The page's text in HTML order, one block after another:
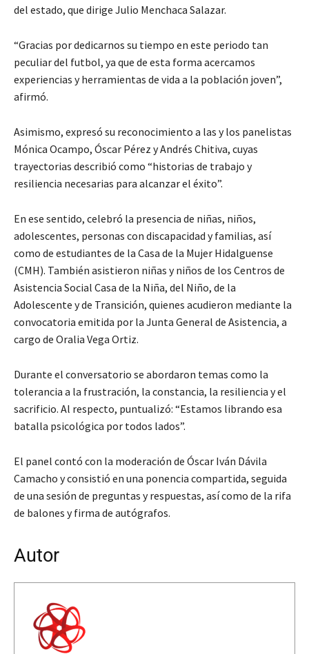
del estado, que dirige Julio Menchaca Salazar.
“Gracias por dedicarnos su tiempo en este periodo tan
peculiar del futbol, ya que de esta forma acercamos
experiencias y herramientas de vida a la población joven”,
afirmó.
Asimismo, expresó su reconocimiento a las y los panelistas
Mónica Ocampo, Óscar Pérez y Andrés Chitiva, cuyas
trayectorias describió como “historias de trabajo y
resiliencia necesarias para alcanzar el éxito”.
En ese sentido, celebró la presencia de niñas, niños,
adolescentes, personas con discapacidad y familias, así
como de estudiantes de la Casa de la Mujer Hidalguense
(CMH). También asistieron niñas y niños de los Centros de
Asistencia Social Casa de la Niña, del Niño, de la
Adolescente y de Transición, quienes acudieron mediante la
convocatoria emitida por la Junta General de Asistencia, a
cargo de Oralia Vega Ortiz.
Durante el conversatorio se abordaron temas como la
tolerancia a la frustración, la constancia, la resiliencia y el
sacrificio. Al respecto, puntualizó: “Estamos librando esa
batalla psicológica por todos lados”.
El panel contó con la moderación de Óscar Iván Dávila
Camacho y consistió en una ponencia compartida, seguida
de una sesión de preguntas y respuestas, así como de la rifa
de balones y firma de autógrafos.
Autor